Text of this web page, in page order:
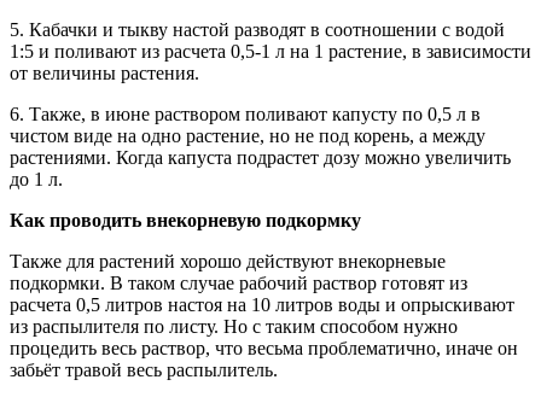
5. Кабачки и тыкву настой разводят в соотношении с водой
1:5 и поливают из расчета 0,5-1 л на 1 растение, в зависимости
от величины растения.
6. Также, в июне раствором поливают капусту по 0,5 л в
чистом виде на одно растение, но не под корень, а между
растениями. Когда капуста подрастет дозу можно увеличить
до 1 л.
Как проводить внекорневую подкормку
Также для растений хорошо действуют внекорневые
подкормки. В таком случае рабочий раствор готовят из
расчета 0,5 литров настоя на 10 литров воды и опрыскивают
из распылителя по листу. Но с таким способом нужно
процедить весь раствор, что весьма проблематично, иначе он
забьёт травой весь распылитель.